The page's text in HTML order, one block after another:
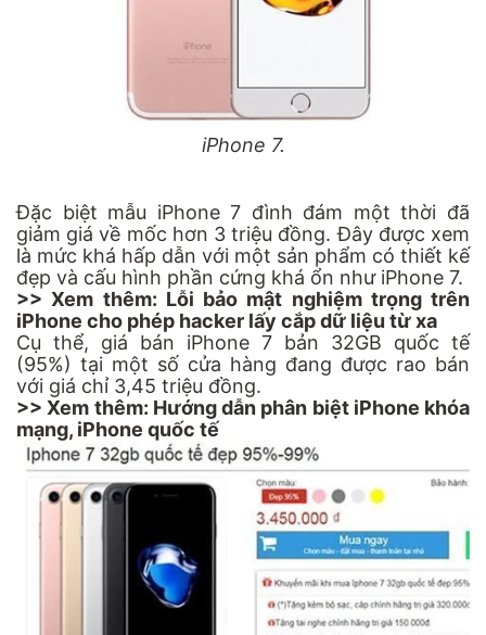
iPhone 7.
Đặc biệt mẫu iPhone 7 đình đám một thời đã
giảm giá về mốc hơn 3 triệu đồng. Đây được xem
là mức khá hấp dẫn với một sản phẩm có thiết kế
đẹp và cấu hình phần cứng khá ổn như iPhone 7.
>> Xem thêm: Lỗi bảo mật nghiệm trọng trên
iPhone cho phép hacker lấy cắp dữ liệu từ xa
Cụ thể, giá bán iPhone 7 bản 32GB quốc tế
(95%) tại một số cửa hàng đang được rao bán
với giá chỉ 3,45 triệu đồng.
>> Xem thêm: Hướng dẫn phân biệt iPhone khóa
mạng, iPhone quốc tế